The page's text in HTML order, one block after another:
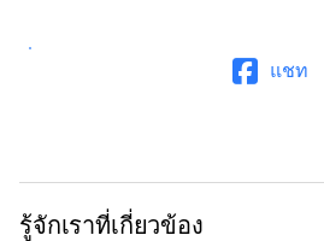
แชท
รู้จักเราที่เกี่ยวข้อง